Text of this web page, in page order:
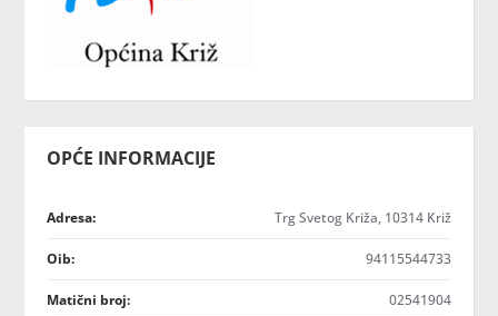
OPĆE INFORMACIJE
Adresa: Trg Svetog Križa, 10314 Križ
Oib: 94115544733
Matični broj: 02541904